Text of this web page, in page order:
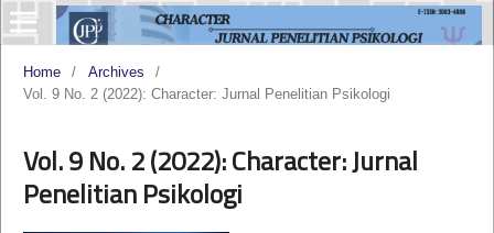
Home / Archives
/
Vol. 9 No. 2 (2022): Character: Jurnal Penelitian Psikologi
Vol. 9 No. 2 (2022): Character: Jurnal
Penelitian Psikologi